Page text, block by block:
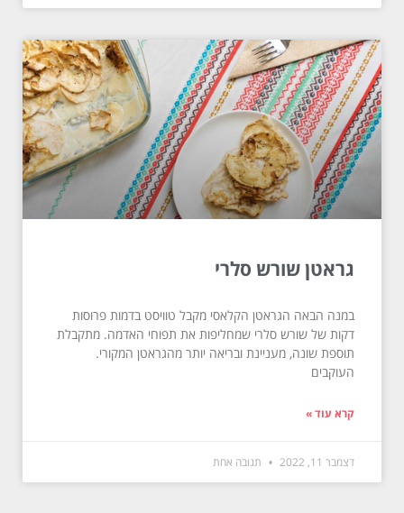
גראטן שורש סלרי
במנה הבאה הגראטן הקלאסי מקבל טוויסט בדמות פרוסות
דקות של שורש סלרי שמחליפות את תפוחי האדמה. מתקבלת
תוספת שונה, מעניינת ובריאה יותר מהגראטן המקורי.
העוקבים
קרא עוד »
דצמבר 11, 2022 תגובה אחת